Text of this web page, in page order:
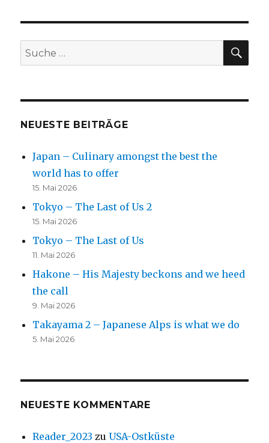
Suche
nach:
NEUESTE BEITRÄGE
Japan – Culinary amongst the best the
world has to offer
15. Mai 2026
Tokyo – The Last of Us 2
15. Mai 2026
Tokyo – The Last of Us
11. Mai 2026
Hakone – His Majesty beckons and we heed
the call
9. Mai 2026
Takayama 2 – Japanese Alps is what we do
5. Mai 2026
NEUESTE KOMMENTARE
Reader_2023 zuUSA-Ostküste